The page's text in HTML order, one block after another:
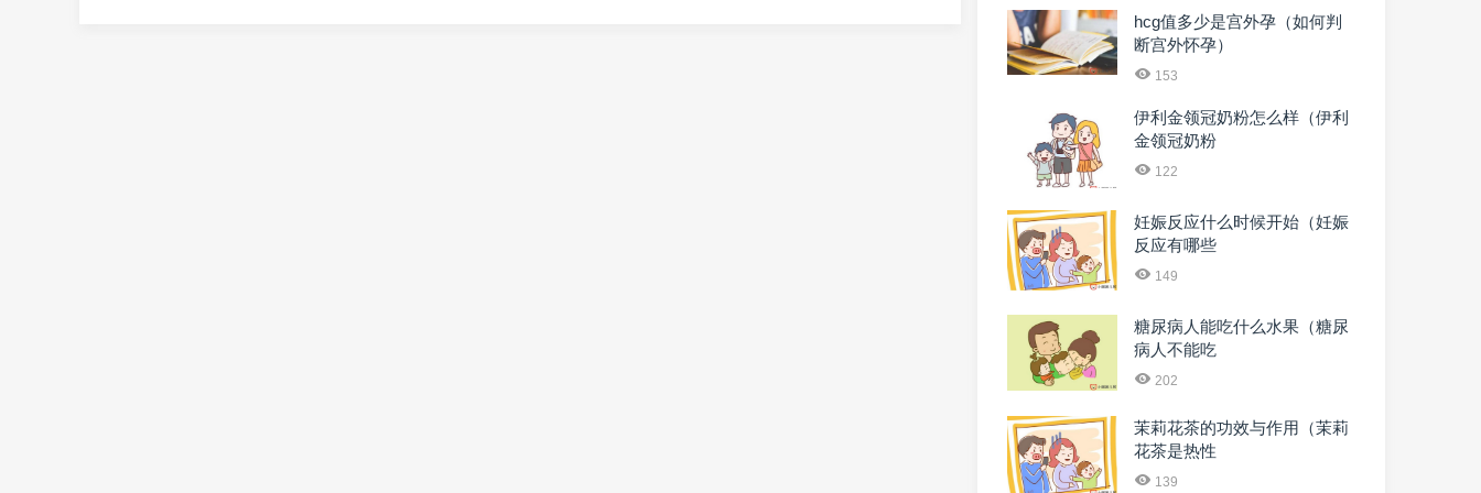
hcg值多少是宫外孕（如何判
断宫外怀孕）
153
伊利金领冠奶粉怎么样（伊利
金领冠奶粉
122
妊娠反应什么时候开始（妊娠
反应有哪些
149
糖尿病人能吃什么水果（糖尿
病人不能吃
202
茉莉花茶的功效与作用（茉莉
花茶是热性
139